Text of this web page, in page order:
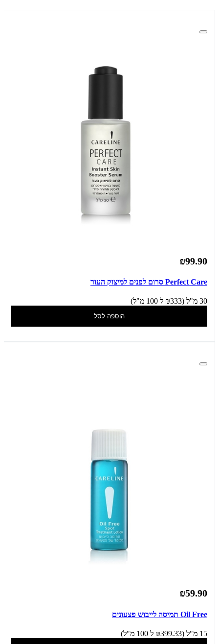
₪99.90
Perfect Care סרום לפנים למיצוק העור
30 מ"ל (₪333 ל 100 מ"ל)
הוספה לסל
₪59.90
Oil Free תמיסה לייבוש פצעונים
15 מ"ל (₪399.33 ל 100 מ"ל)